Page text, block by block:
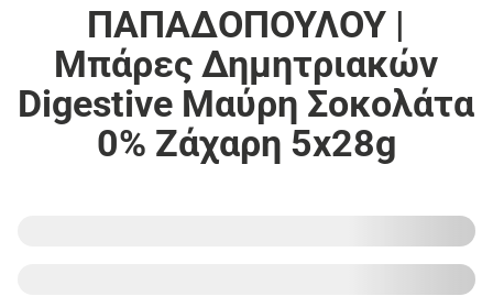
ΠΑΠΑΔΟΠΟΥΛΟΥ |
Μπάρες Δημητριακών
Digestive Μαύρη Σοκολάτα
0% Ζάχαρη 5x28g